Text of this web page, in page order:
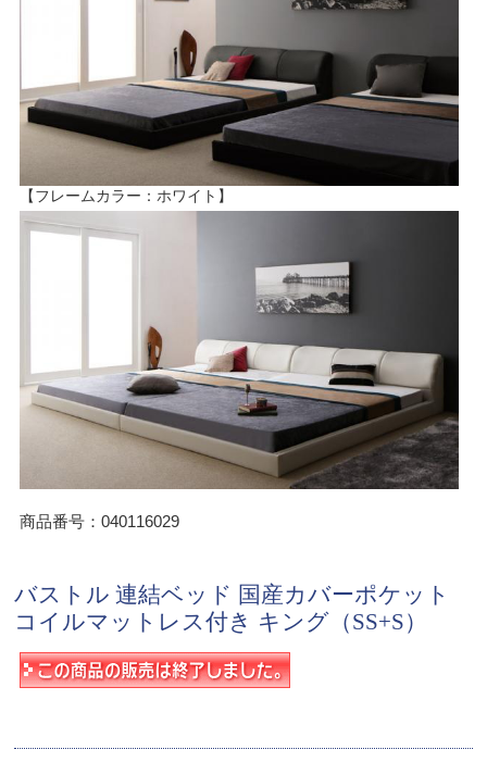
【フレームカラー：ホワイト】
商品番号：040116029
バストル 連結ベッド 国産カバーポケット
コイルマットレス付き キング（SS+S）